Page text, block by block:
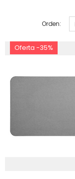
Orden:
Oferta -35%